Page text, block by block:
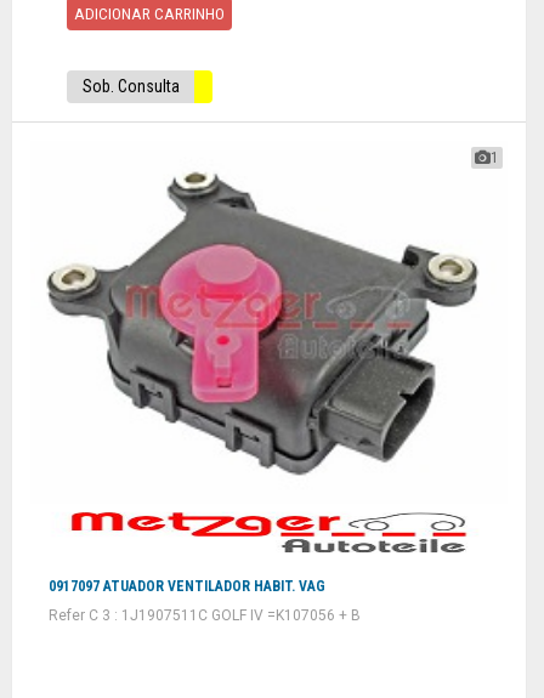
ADICIONAR CARRINHO
Sob. Consulta
1
0917097 ATUADOR VENTILADOR HABIT. VAG
Refer C 3 : 1J1907511C GOLF IV =K107056 + B